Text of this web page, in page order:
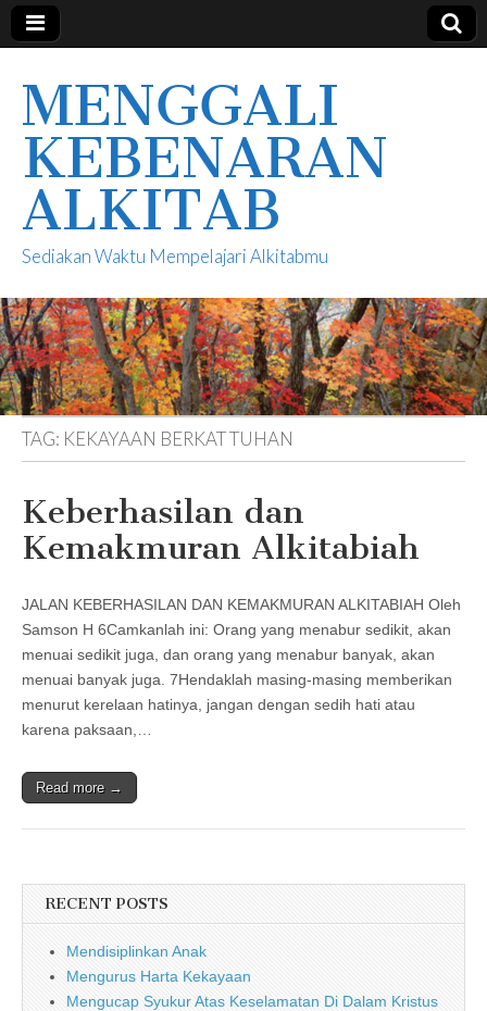
MENGGALI
KEBENARAN
ALKITAB
Sediakan Waktu Mempelajari Alkitabmu
TAG: KEKAYAAN BERKAT TUHAN
Keberhasilan dan
Kemakmuran Alkitabiah
JALAN KEBERHASILAN DAN KEMAKMURAN ALKITABIAH Oleh
Samson H 6Camkanlah ini: Orang yang menabur sedikit, akan
menuai sedikit juga, dan orang yang menabur banyak, akan
menuai banyak juga. 7Hendaklah masing-masing memberikan
menurut kerelaan hatinya, jangan dengan sedih hati atau
karena paksaan,…
Read more →
RECENT POSTS
Mendisiplinkan Anak
Mengurus Harta Kekayaan
Mengucap Syukur Atas Keselamatan Di Dalam Kristus